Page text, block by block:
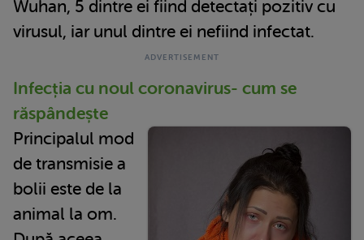
Wuhan, 5 dintre ei fiind detectați pozitiv cu
virusul, iar unul dintre ei nefiind infectat.
Infecția cu noul coronavirus- cum se
răspândește
Principalul mod
de transmisie a
bolii este de la
animal la om.